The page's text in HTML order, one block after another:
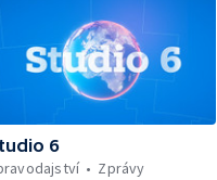
6
Zprávy